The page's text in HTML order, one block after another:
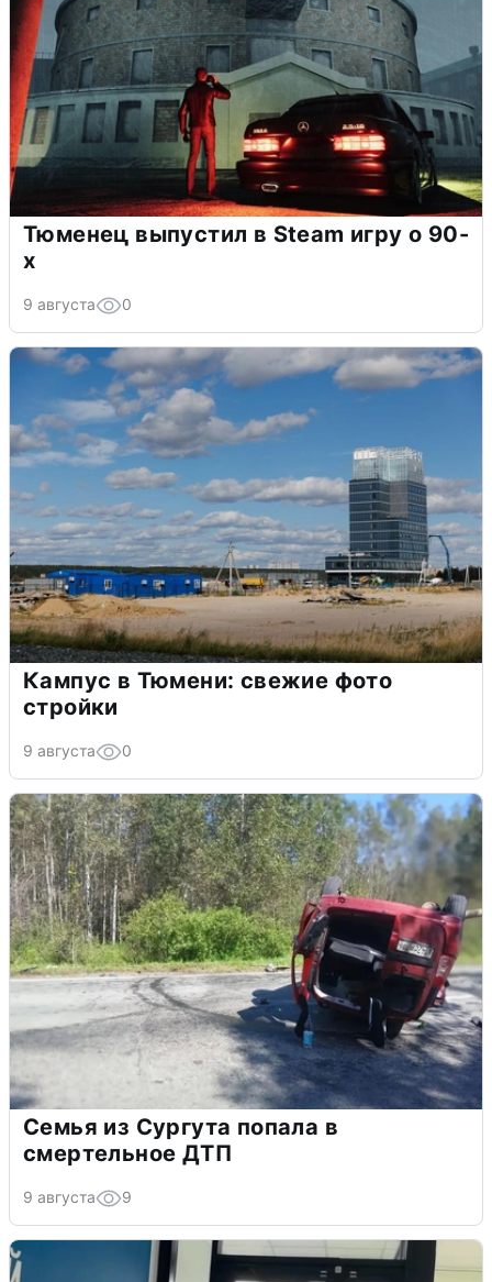
Тюменец выпустил в Steam игру о 90-
х
9 августа 0
Кампус в Тюмени: свежие фото
стройки
9 августа 0
Семья из Сургута попала в
смертельное ДТП
9 августа 9